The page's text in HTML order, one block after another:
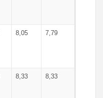
8,05 7,79
8,33 8,33